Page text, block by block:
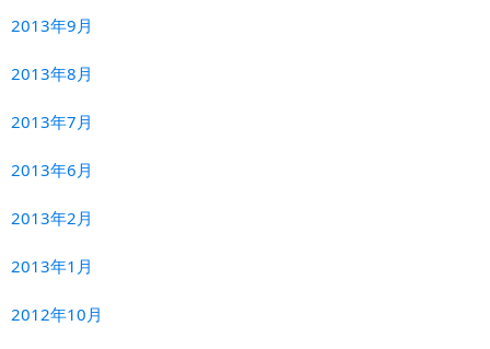
2013年9月
2013年8月
2013年7月
2013年6月
2013年2月
2013年1月
2012年10月